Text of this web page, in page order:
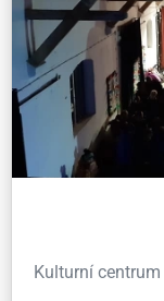
Kulturní centrum